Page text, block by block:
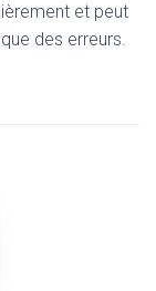
et peut
des erreurs.